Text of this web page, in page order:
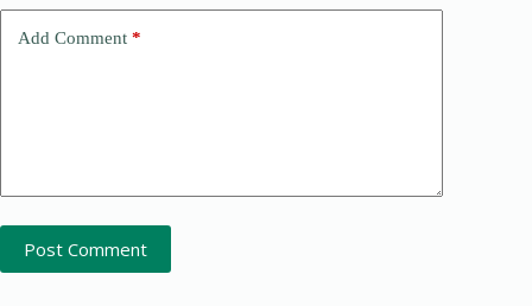
Add Comment *
Post Comment